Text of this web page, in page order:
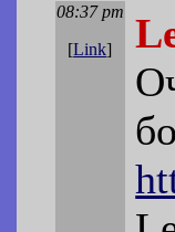
08:37 pm
[Link]